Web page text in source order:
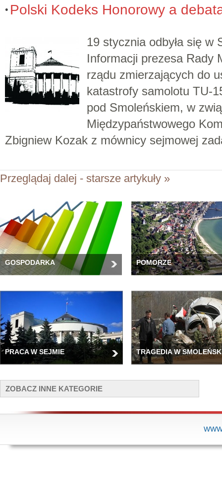
Polski Kodeks Honorowy a
19 stycznia odbyła się
Informacji prezesa Rady
rządu zmierzających do
katastrofy samolotu TU-
pod Smoleńskiem, w
Międzypaństwowego
Zbigniew Kozak z mównicy sejmowej
Przeglądaj dalej - starsze artykuły »
GOSPODARKA POMORZE
PRACA W SEJMIE TRAGEDIA W
ZOBACZ INNE KATEGORIE